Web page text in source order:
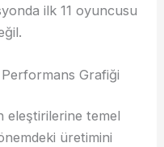
ilk 11 oyuncusu
Performans Grafiği
eleştirilerine temel
üretimini